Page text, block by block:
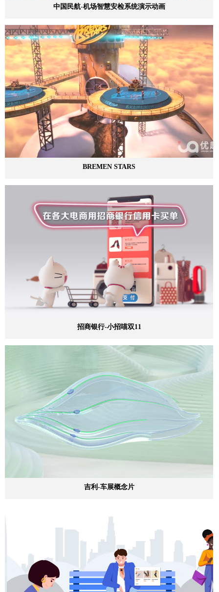
中国民航-机场智慧安检系统演示动画
BREMEN STARS
招商银行-小招喵双11
吉利-车展概念片